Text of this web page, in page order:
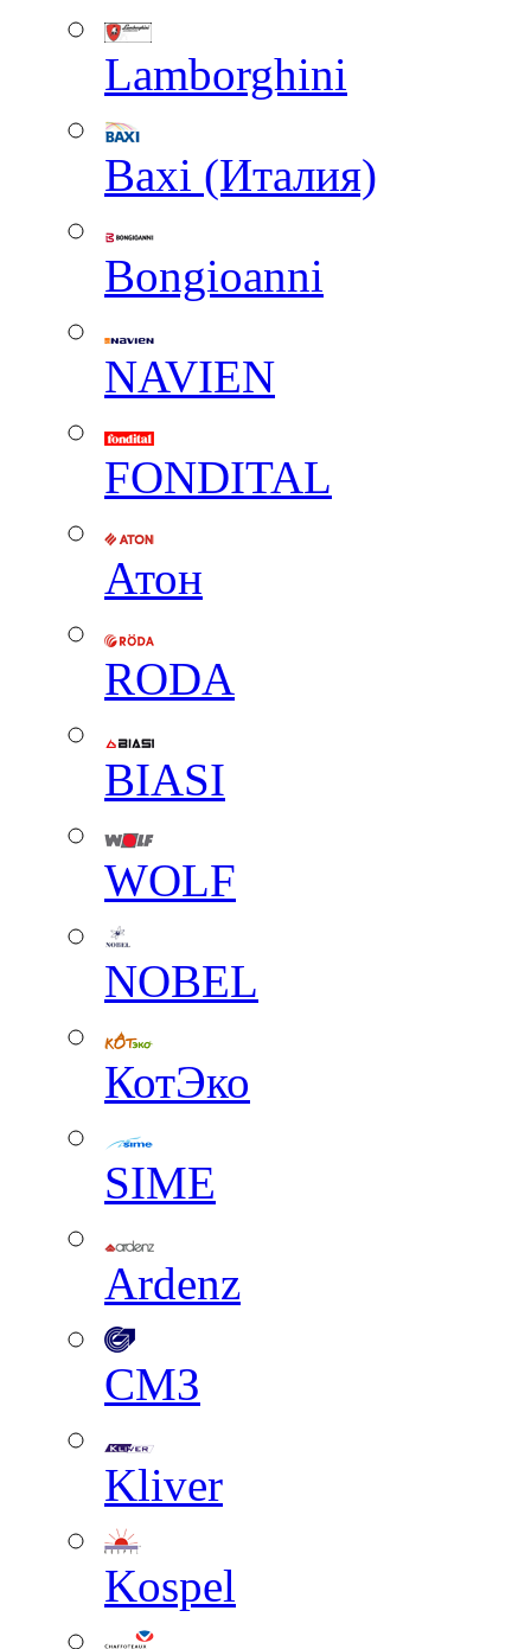
Lamborghini
Baxi (Италия)
Вongioanni
NAVIEN
FONDITAL
Атон
RODA
BIASI
WOLF
NOBEL
КотЭко
SIME
Ardenz
СМЗ
Kliver
Kospel